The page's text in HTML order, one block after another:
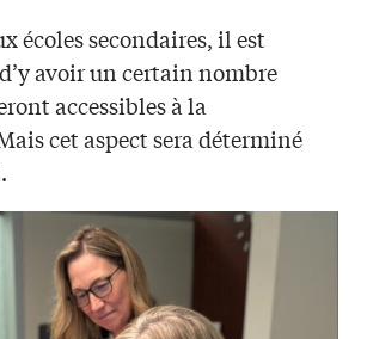
écoles secondaires, il est
avoir un certain nombre
accessibles à la
cet aspect sera déterminé